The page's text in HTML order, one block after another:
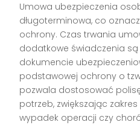
Umowa ubezpieczenia
długoterminowa, co
ochrony. Czas trwania
dodatkowe świadczenia
dokumencie
podstawowej ochrony o
pozwala dostosować
potrzeb, zwiększając
wypadek operacji czy